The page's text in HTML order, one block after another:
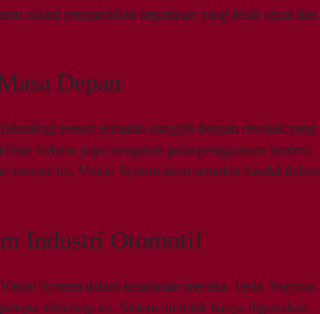
dalam pengambilan keputusan yang lebih cepat dan
Depan
sensor semakin canggih dengan resolusi yang
terbaru juga mengarah pada penggunaan kamera
inovasi ini, Vision System akan semakin handal dalam
Industri Otomotif
System dalam kendaraan mereka. Tesla, Waymo,
teknologi ini. Sistem ini tidak hanya digunakan